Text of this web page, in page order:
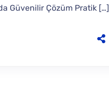
Güvenilir Çözüm Pratik […]